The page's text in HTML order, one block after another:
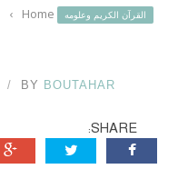
القرآن الكريم وعلومه Home
›
BY BOUTAHAR
SHARE: